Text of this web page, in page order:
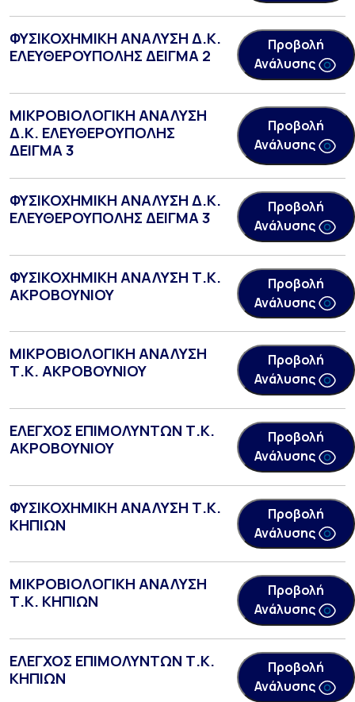
ΦΥΣΙΚΟΧΗΜΙΚΗ ΑΝΑΛΥΣΗ Δ.Κ.
ΕΛΕΥΘΕΡΟΥΠΟΛΗΣ ΔΕΙΓΜΑ 2
Προβολή
Ανάλυσης
ΜΙΚΡΟΒΙΟΛΟΓΙΚΗ ΑΝΑΛΥΣΗ
Δ.Κ. ΕΛΕΥΘΕΡΟΥΠΟΛΗΣ
ΔΕΙΓΜΑ 3
Προβολή
Ανάλυσης
ΦΥΣΙΚΟΧΗΜΙΚΗ ΑΝΑΛΥΣΗ Δ.Κ.
ΕΛΕΥΘΕΡΟΥΠΟΛΗΣ ΔΕΙΓΜΑ 3
Προβολή
Ανάλυσης
ΦΥΣΙΚΟΧΗΜΙΚΗ ΑΝΑΛΥΣΗ Τ.Κ.
ΑΚΡΟΒΟΥΝΙΟΥ
Προβολή
Ανάλυσης
ΜΙΚΡΟΒΙΟΛΟΓΙΚΗ ΑΝΑΛΥΣΗ
Τ.Κ. ΑΚΡΟΒΟΥΝΙΟΥ
Προβολή
Ανάλυσης
ΕΛΕΓΧΟΣ ΕΠΙΜΟΛΥΝΤΩΝ Τ.Κ.
ΑΚΡΟΒΟΥΝΙΟΥ
Προβολή
Ανάλυσης
ΦΥΣΙΚΟΧΗΜΙΚΗ ΑΝΑΛΥΣΗ Τ.Κ.
ΚΗΠΙΩΝ
Προβολή
Ανάλυσης
ΜΙΚΡΟΒΙΟΛΟΓΙΚΗ ΑΝΑΛΥΣΗ
Τ.Κ. ΚΗΠΙΩΝ
Προβολή
Ανάλυσης
ΕΛΕΓΧΟΣ ΕΠΙΜΟΛΥΝΤΩΝ Τ.Κ.
ΚΗΠΙΩΝ
Προβολή
Ανάλυσης